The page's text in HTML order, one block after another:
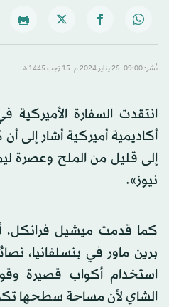
نُشر: 09:00-25 يناير 2024 م ـ 15 رَجب 1445 هـ
انتقدت السفارة الأميركية
أكاديمية أميركية أشار إلى
إلى قليل من الملح وعصرة
نيوز».
كما قدمت ميشيل فرانكل،
برين ماور في بنسلفانيا،
استخدام أكواب قصيرة
الشاي لأن مساحة سطحها